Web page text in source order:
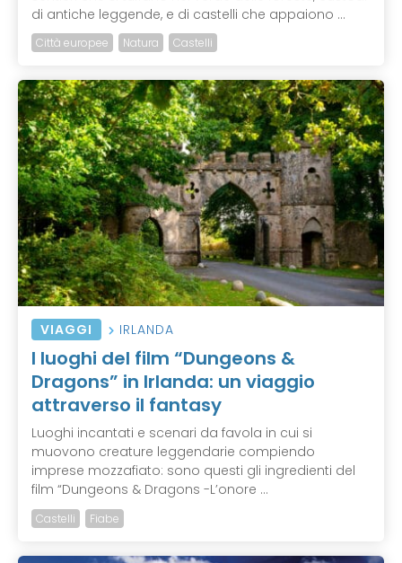
di antiche leggende, e di castelli che appaiono ...
Città europee Natura Castelli
VIAGGI IRLANDA
I luoghi del film “Dungeons &
Dragons” in Irlanda: un viaggio
attraverso il fantasy
Luoghi incantati e scenari da favola in cui si
muovono creature leggendarie compiendo
imprese mozzafiato: sono questi gli ingredienti del
film “Dungeons & Dragons -L’onore ...
Castelli Fiabe